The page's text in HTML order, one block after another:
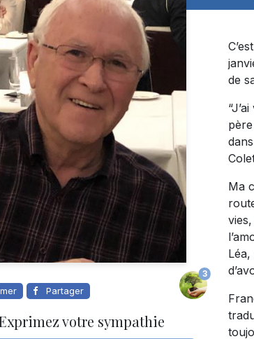
Partager
3
votre sympathie
de
Ma